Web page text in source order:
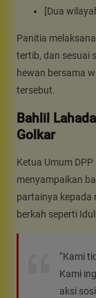
[Dua
Panitia
tertib, dan sesuai
hewan bersama
tersebut.
Bahlil
Golkar
Ketua Umum
menyampaikan
partainya kepada
berkah seperti
“Kami
Kami
aksi